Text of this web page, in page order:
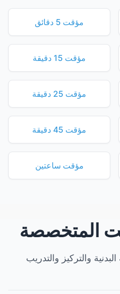
مؤقت 5 دقائق
مؤقت 15 دقيقة
مؤقت 25 دقيقة
مؤقت 45 دقيقة
مؤقت ساعتين
المتخصصة
والتركيز والتدريب